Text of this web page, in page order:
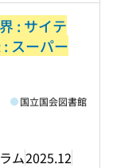
: サイテ
スーパー
ム2025.12
国立国会図書館